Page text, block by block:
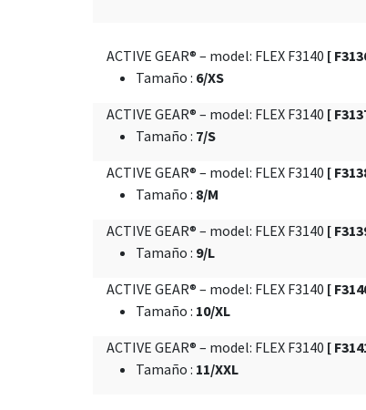
ACTIVE GEAR® – model: FLEX F3140 [
Tamaño : 6/XS
ACTIVE GEAR® – model: FLEX F3140 [
Tamaño : 7/S
ACTIVE GEAR® – model: FLEX F3140 [
Tamaño : 8/M
ACTIVE GEAR® – model: FLEX F3140 [
Tamaño : 9/L
ACTIVE GEAR® – model: FLEX F3140 [
Tamaño : 10/XL
ACTIVE GEAR® – model: FLEX F3140 [
Tamaño : 11/XXL